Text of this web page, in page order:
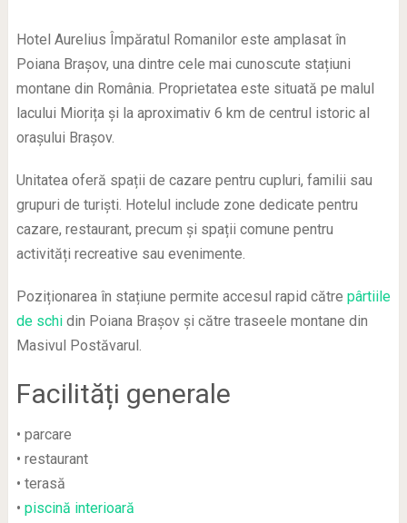
Hotel Aurelius Împăratul Romanilor este amplasat în
Poiana Brașov, una dintre cele mai cunoscute stațiuni
montane din România. Proprietatea este situată pe malul
lacului Miorița și la aproximativ 6 km de centrul istoric al
orașului Brașov.
Unitatea oferă spații de cazare pentru cupluri, familii sau
grupuri de turiști. Hotelul include zone dedicate pentru
cazare, restaurant, precum și spații comune pentru
activități recreative sau evenimente.
Poziționarea în stațiune permite accesul rapid către pârtiile
de schi din Poiana Brașov și către traseele montane din
Masivul Postăvarul.
Facilități generale
• parcare
• restaurant
• terasă
• piscină interioară